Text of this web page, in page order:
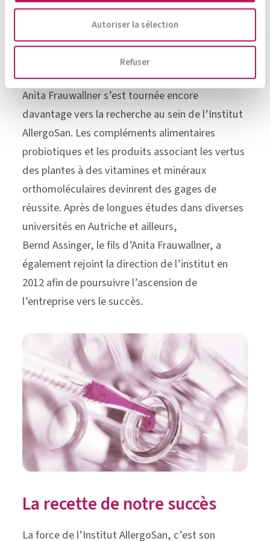
Autoriser la sélection
Refuser
l’intérieur et de l’extérieur», même chez les
personnes souffrant de troubles depuis des
décennies.
Après la vente de la pharmacie fin 2001,
Anita Frauwallner s’est tournée encore
davantage vers la recherche au sein de l’Institut
AllergoSan. Les compléments alimentaires
probiotiques et les produits associant les vertus
des plantes à des vitamines et minéraux
orthomoléculaires devinrent des gages de
réussite. Après de longues études dans diverses
universités en Autriche et ailleurs,
Bernd Assinger, le fils d’Anita Frauwallner, a
également rejoint la direction de l’institut en
2012 afin de poursuivre l’ascension de
l’entreprise vers le succès.
La recette de notre succès
La force de l’Institut AllergoSan, c’est son